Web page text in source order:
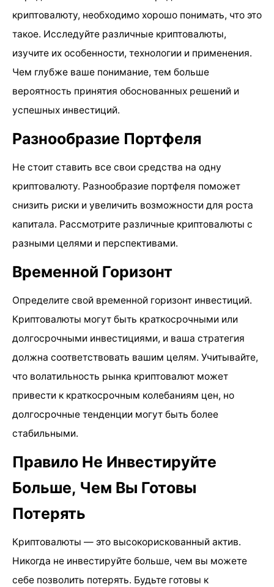
криптовалюту, необходимо хорошо понимать, что это
такое. Исследуйте различные криптовалюты,
изучите их особенности, технологии и применения.
Чем глубже ваше понимание, тем больше
вероятность принятия обоснованных решений и
успешных инвестиций.
Разнообразие Портфеля
Не стоит ставить все свои средства на одну
криптовалюту. Разнообразие портфеля поможет
снизить риски и увеличить возможности для роста
капитала. Рассмотрите различные криптовалюты с
разными целями и перспективами.
Временной Горизонт
Определите свой временной горизонт инвестиций.
Криптовалюты могут быть краткосрочными или
долгосрочными инвестициями, и ваша стратегия
должна соответствовать вашим целям. Учитывайте,
что волатильность рынка криптовалют может
привести к краткосрочным колебаниям цен, но
долгосрочные тенденции могут быть более
стабильными.
Правило Не Инвестируйте
Больше, Чем Вы Готовы
Потерять
Криптовалюты — это высокорискованный актив.
Никогда не инвестируйте больше, чем вы можете
себе позволить потерять. Будьте готовы к